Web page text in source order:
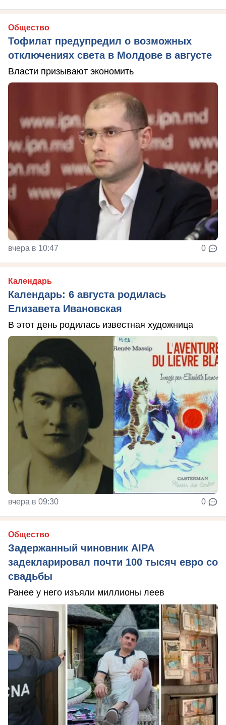
Общество
Тофилат предупредил о возможных
отключениях света в Молдове в августе
Власти призывают экономить
вчера в 10:47 0
Календарь
Календарь: 6 августа родилась
Елизавета Ивановская
В этот день родилась известная художница
вчера в 09:30 0
Общество
Задержанный чиновник AIPA
задекларировал почти 100 тысяч евро со
свадьбы
Ранее у него изъяли миллионы леев